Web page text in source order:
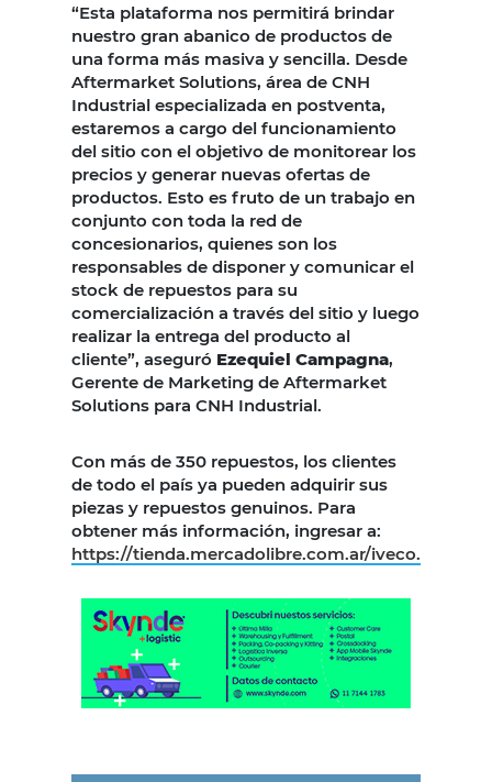
“Esta plataforma nos permitirá brindar
nuestro gran abanico de productos de
una forma más masiva y sencilla. Desde
Aftermarket Solutions, área de CNH
Industrial especializada en postventa,
estaremos a cargo del funcionamiento
del sitio con el objetivo de monitorear los
precios y generar nuevas ofertas de
productos. Esto es fruto de un trabajo en
conjunto con toda la red de
concesionarios, quienes son los
responsables de disponer y comunicar el
stock de repuestos para su
comercialización a través del sitio y luego
realizar la entrega del producto al
cliente”, aseguró Ezequiel Campagna,
Gerente de Marketing de Aftermarket
Solutions para CNH Industrial.
Con más de 350 repuestos, los clientes
de todo el país ya pueden adquirir sus
piezas y repuestos genuinos. Para
obtener más información, ingresar a:
https://tienda.mercadolibre.com.ar/iveco.